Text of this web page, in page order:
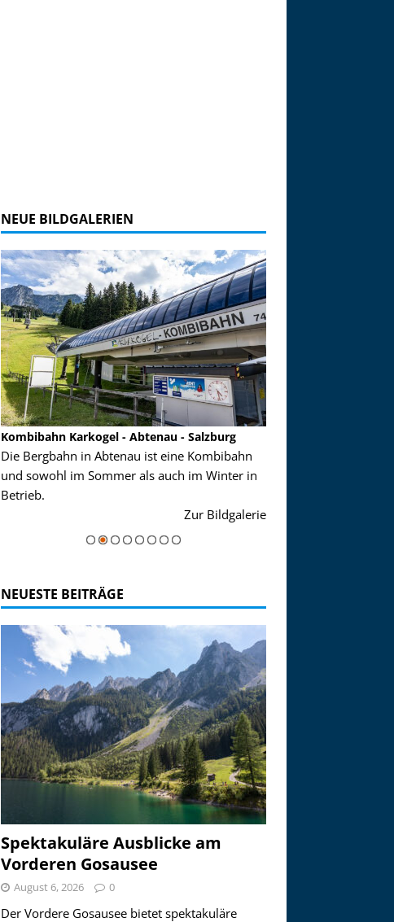
NEUE BILDGALERIEN
Kombibahn Karkogel - Abtenau - Salzburg
Die Bergbahn in Abtenau ist eine Kombibahn
und sowohl im Sommer als auch im Winter in
Betrieb.
Zur Bildgaleriemajestätisch...
NEUESTE BEITRÄGE
Spektakuläre Ausblicke am
Vorderen Gosausee
August 6, 2026 0
Der Vordere Gosausee bietet spektakuläre